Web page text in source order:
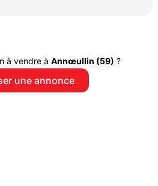
à vendre à Annœullin (59) ?
une annonce